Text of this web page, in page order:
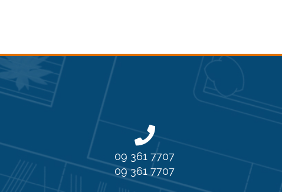
09 361 7707
09 361 7707